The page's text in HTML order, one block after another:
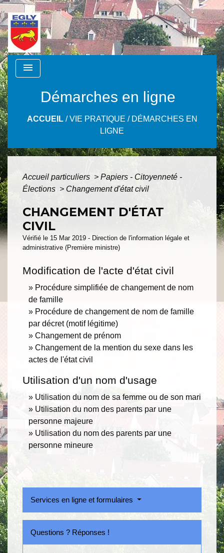
menu
Démarches en ligne
ACCUEIL/VIE PRATIQUE / DÉMARCHES EN
LIGNE
Accueil particuliers > Papiers - Citoyenneté -
Élections > Changement d'état civil
CHANGEMENT D'ÉTAT
CIVIL
Vérifié le 15 Mar 2019 - Direction de l'information légale et
administrative (Première ministre)
Modification de l'acte d'état civil
Procédure simplifiée de changement de nom
de famille
Procédure de changement de nom de famille
par décret (motif légitime)
Changement de prénom
Changement de la mention du sexe dans les
actes de l'état civil
Utilisation d'un nom d'usage
Utilisation du nom de sa femme ou de son mari
Utilisation du nom des parents par une
personne majeure
Utilisation du nom des parents par une
personne mineure
Services en ligne et formulaires
Questions ? Réponses !